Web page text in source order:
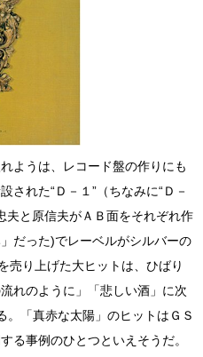
ようは、レコード盤の作りにも
された“Ｄ－１”（ちなみに“Ｄ－
夫と原信夫がＡＢ面をそれぞれ作
だった)でレーベルがシルバーの
売り上げた大ヒットは、ひばり
れのように」「悲しい酒」に次
。「真赤な太陽」のヒットはＧＳ
る事例のひとつといえそうだ。